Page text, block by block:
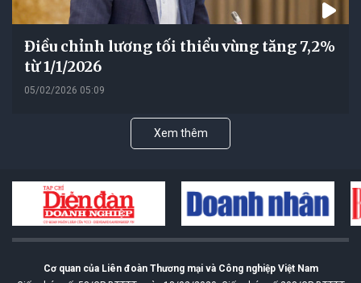
Điều chỉnh lương tối thiểu vùng tăng 7,2%
từ 1/1/2026
05/02/2026 05:09
Xem thêm
Cơ quan của Liên đoàn Thương mại và Công nghiệp Việt Nam